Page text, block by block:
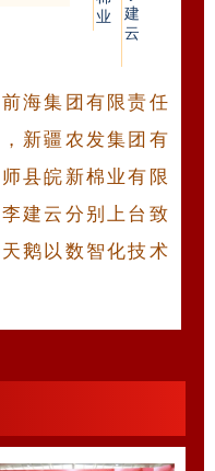
业
建
云
海集团有限责任
新疆农发集团有
县皖新棉业有限
建云分别上台致
鹅以数智化技术